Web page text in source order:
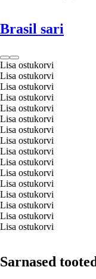
Brasil sari
Lisa ostukorvi
Lisa ostukorvi
Lisa ostukorvi
Lisa ostukorvi
Lisa ostukorvi
Lisa ostukorvi
Lisa ostukorvi
Lisa ostukorvi
Lisa ostukorvi
Lisa ostukorvi
Lisa ostukorvi
Lisa ostukorvi
Lisa ostukorvi
Lisa ostukorvi
Lisa ostukorvi
Lisa ostukorvi
Sarnased tooted